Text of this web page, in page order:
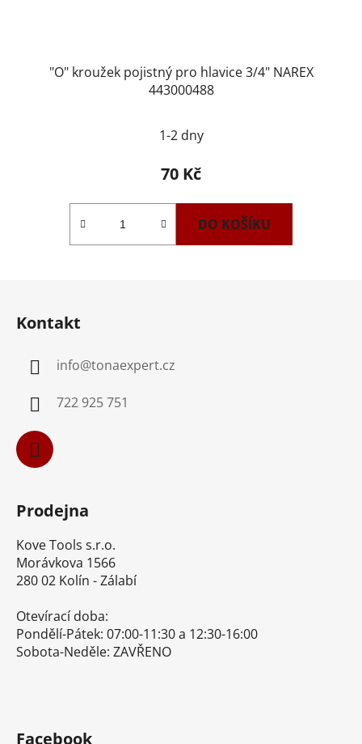
"O" kroužek pojistný pro hlavice 3/4" NAREX
443000488
1-2 dny
70 Kč
DO KOŠÍKU
Kontakt
info@tonaexpert.cz
722 925 751
Prodejna
Kove Tools s.r.o.
Morávkova 1566
280 02 Kolín - Zálabí
Otevírací doba:
Pondělí-Pátek: 07:00-11:30 a 12:30-16:00
Sobota-Neděle: ZAVŘENO
Facebook